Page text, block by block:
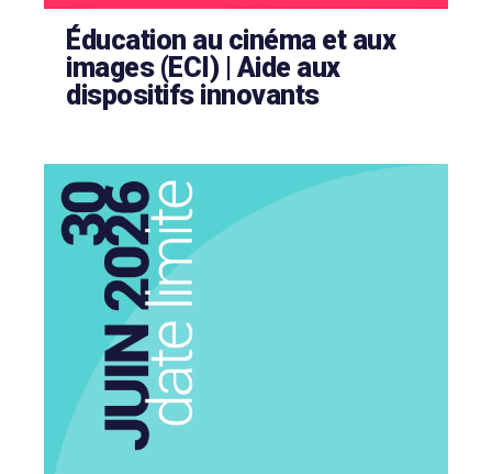
Éducation au cinéma et aux
images (ECI) | Aide aux
dispositifs innovants